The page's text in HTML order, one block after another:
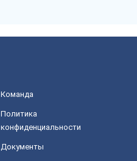
Команда
Политика
конфиденциальности
Документы